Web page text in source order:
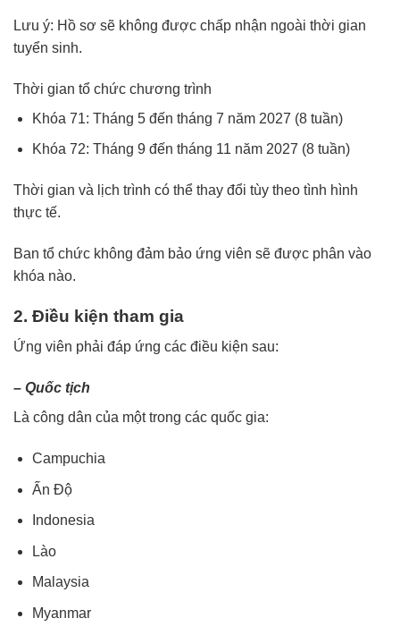
Lưu ý: Hồ sơ sẽ không được chấp nhận ngoài thời gian
tuyển sinh.
Thời gian tổ chức chương trình
Khóa 71: Tháng 5 đến tháng 7 năm 2027 (8 tuần)
Khóa 72: Tháng 9 đến tháng 11 năm 2027 (8 tuần)
Thời gian và lịch trình có thể thay đổi tùy theo tình hình
thực tế.
Ban tổ chức không đảm bảo ứng viên sẽ được phân vào
khóa nào.
2. Điều kiện tham gia
Ứng viên phải đáp ứng các điều kiện sau:
– Quốc tịch
Là công dân của một trong các quốc gia:
Campuchia
Ấn Độ
Indonesia
Lào
Malaysia
Myanmar